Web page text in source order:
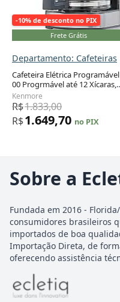
-10% de desconto no PIX
Frete Grátis
Departamento: Cafeteiras
Cafeteira Elétrica Programável
00 Progrmável até 12 Xícaras,
Aço Inox, 110v, KENMORE
840706, Prateado
Kenmore
R$1.833,00
R$1.649,70 no PIX
Sobre a
Fundada em 2016 -
consumidores brasileiros
importados de boa
Importação Direta, de
oferecendo assistência